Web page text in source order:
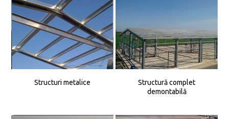
Structuri metalice
Structură complet
demontabilă